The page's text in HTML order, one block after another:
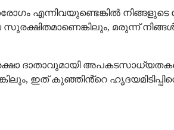
എന്നിവയുണ്ടെങ്കിൽ
മരുന്ന്
ദാതാവുമായി
ഇത് കുഞ്ഞിൻ്റെ